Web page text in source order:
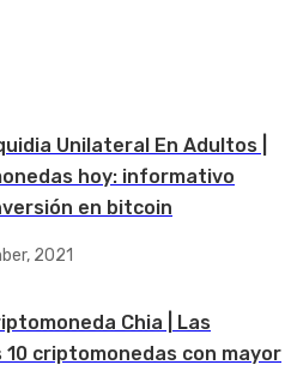
Unilateral En Adultos |
hoy: informativo
en bitcoin
2021
Chia | Las
10 criptomonedas con mayor